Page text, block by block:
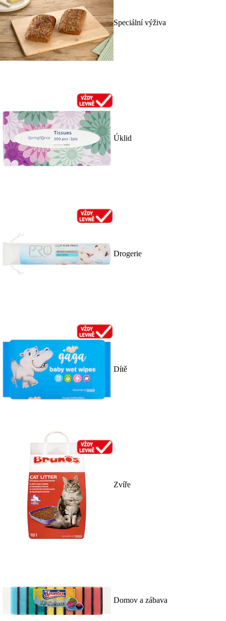
Speciální výživa
Úklid
Drogerie
Dítě
Zvíře
Domov a zábava